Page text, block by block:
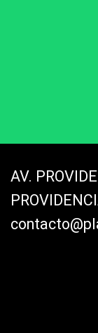
AV.